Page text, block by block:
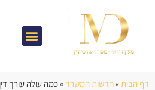
דף הבית»חדשות המשרד »כמה עולה עורך